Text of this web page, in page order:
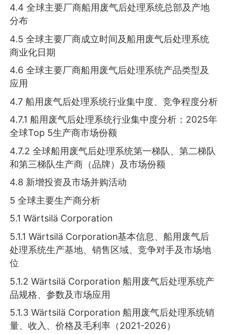
4.4 全球主要厂商船用废气后处理系统总部及产地
分布
4.5 全球主要厂商成立时间及船用废气后处理系统
商业化日期
4.6 全球主要厂商船用废气后处理系统产品类型及
应用
4.7 船用废气后处理系统行业集中度、竞争程度分析
4.7.1 船用废气后处理系统行业集中度分析：2025年
全球Top 5生产商市场份额
4.7.2 全球船用废气后处理系统第一梯队、第二梯队
和第三梯队生产商（品牌）及市场份额
4.8 新增投资及市场并购活动
5 全球主要生产商分析
5.1 Wärtsilä Corporation
5.1.1 Wärtsilä Corporation基本信息、船用废气后
处理系统生产基地、销售区域、竞争对手及市场地
位
5.1.2 Wärtsilä Corporation 船用废气后处理系统产
品规格、参数及市场应用
5.1.3 Wärtsilä Corporation 船用废气后处理系统销
量、收入、价格及毛利率（2021-2026）